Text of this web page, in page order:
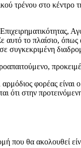
τρένου στο κέντρο
αυτό το πλαίσιο,
συγκεκριμένη
φορέας
ότι στην
που θα ακολουθεί